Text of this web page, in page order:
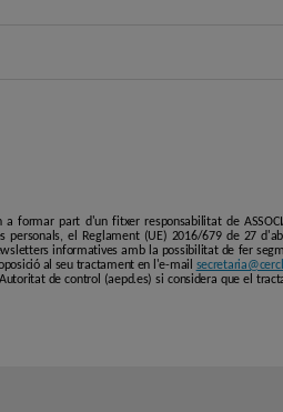
part d'un fitxer responsabilitat de
el Reglament (UE) 2016/679 de 27
informatives amb la possibilitat de fer
al seu tractament en l'e-mail
de control (aepd.es) si considera que el